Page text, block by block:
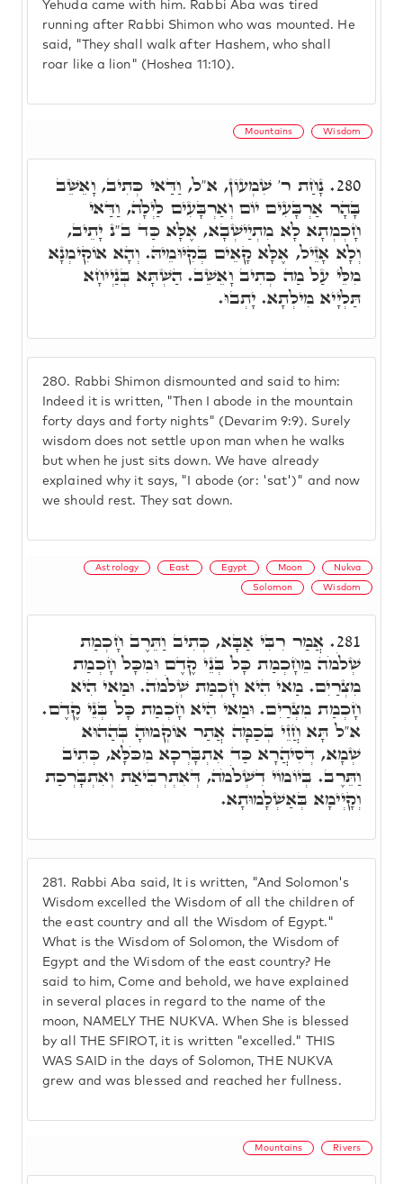
Yehuda came with him. Rabbi Aba was tired
running after Rabbi Shimon who was mounted. He
said, "They shall walk after Hashem, who shall
roar like a lion" (Hoshea 11:10).
Mountains Wisdom
280. Rabbi Shimon dismounted and said to him:
Indeed it is written, "Then I abode in the mountain
forty days and forty nights" (Devarim 9:9). Surely
wisdom does not settle upon man when he walks
but when he just sits down. We have already
explained why it says, "I abode (or: 'sat')" and now
we should rest. They sat down.
280. נָחַת ר' שִׁמְעוֹן, א"ל, וַדַּאי כְּתִיב, וָאֵשֵׁב
בָּהָר אַרְבָּעִים יוֹם וְאַרְבָּעִים לַיְלָה, וַדַּאי
חָכְמְתָא לָא מִתְיַישְׁבָא, אֶלָּא כַּד ב"נ יָתֵיב,
וְלָא אָזֵיל, אֶלָּא קָאֵים בְּקִיּוּמֵיהּ. וְהָא אוֹקִימְנָא
מִלֵּי עַל מַה כְּתִיב וָאֵשֵׁב. הַשְׁתָּא בְּנַיְיחָא
תַּלְיָיא מִילְתָא. יָתְבוּ.
Astrology East Egypt Moon Nukva
Solomon Wisdom
281. Rabbi Aba said, It is written, "And Solomon's
Wisdom excelled the Wisdom of all the children of
the east country and all the Wisdom of Egypt."
What is the Wisdom of Solomon, the Wisdom of
Egypt and the Wisdom of the east country? He
said to him, Come and behold, we have explained
in several places in regard to the name of the
moon, NAMELY THE NUKVA. When She is blessed
by all THE SFIROT, it is written "excelled." THIS
WAS SAID in the days of Solomon, THE NUKVA
grew and was blessed and reached her fullness.
281. אֲמַר רִבִּי אַבָּא, כְּתִיב וַתֵּרֶב חָכְמַת
שְׁלֹמֹה מֵחָכְמַת כָּל בְּנֵי קֶדֶם וּמִכָּל חָכְמַת
מִצְרַיִם. מַאי הִיא חָכְמַת שְׁלֹמֹה. וּמַאי הִיא
חָכְמַת מִצְרַיִם. וּמַאי הִיא חָכְמַת כָּל בְּנֵי קֶדֶם.
א"ל תָּא חֲזֵי בְּכַמָּה אֲתַר אוֹקְמוּהָ בְּהַהוּא
שְׁמָא, דְּסִיהֲרָא כַּד אִתְבָּרְכָא מִכֹּלָּא, כְּתִיב
וַתֵּרֶב. בְּיוֹמוֹי דִשְׁלֹמֹה, דְּאִתְרְבִיאַת וְאִתְבָּרְכַת
וְקָיְימָא בְּאַשְׁלָמוּתָא.
Mountains Rivers